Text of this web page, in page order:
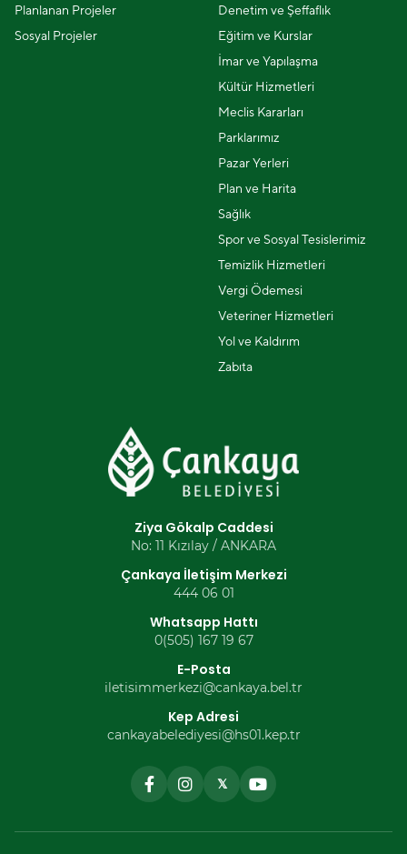
Planlanan Projeler
Sosyal Projeler
Denetim ve Şeffaflık
Eğitim ve Kurslar
İmar ve Yapılaşma
Kültür Hizmetleri
Meclis Kararları
Parklarımız
Pazar Yerleri
Plan ve Harita
Sağlık
Spor ve Sosyal Tesislerimiz
Temizlik Hizmetleri
Vergi Ödemesi
Veteriner Hizmetleri
Yol ve Kaldırım
Zabıta
Ziya Gökalp Caddesi
No: 11 Kızılay / ANKARA
Çankaya İletişim Merkezi
444 06 01
Whatsapp Hattı
0(505) 167 19 67
E-Posta
iletisimmerkezi@cankaya.bel.tr
Kep Adresi
cankayabelediyesi@hs01.kep.tr
𝕏